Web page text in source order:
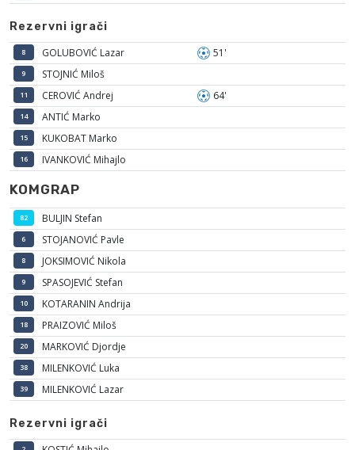
Rezervni igrači
8 GOLUBOVIĆ Lazar 51'
9 STOJNIĆ Miloš
11 CEROVIĆ Andrej 64'
14 ANTIĆ Marko
15 KUKOBAT Marko
16 IVANKOVIĆ Mihajlo
KOMGRAP
82 BULJIN Stefan
6 STOJANOVIĆ Pavle
8 JOKSIMOVIĆ Nikola
9 SPASOJEVIĆ Stefan
10 KOTARANIN Andrija
18 PRAIZOVIĆ Miloš
20 MARKOVIĆ Djordje
38 MILENKOVIĆ Luka
39 MILENKOVIĆ Lazar
Rezervni igrači